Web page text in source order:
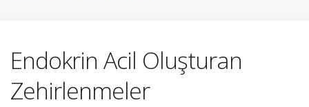
Endokrin Acil Oluşturan
Zehirlenmeler